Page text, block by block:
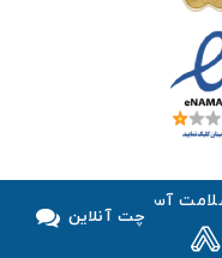
چت آنلاین